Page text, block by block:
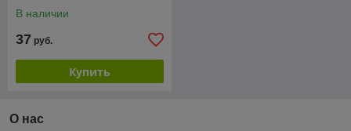
В наличии
37 руб.
Купить
О нас